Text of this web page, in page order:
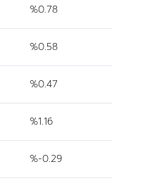
%0.78
%0.58
%0.47
%1.16
%-0.29